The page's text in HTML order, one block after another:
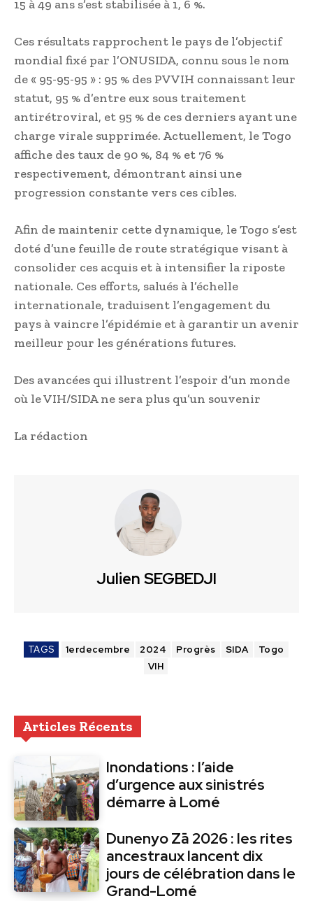
15 à 49 ans s’est stabilisée à 1, 6 %.
Ces résultats rapprochent le pays de l’objectif
mondial fixé par l’ONUSIDA, connu sous le nom
de « 95-95-95 » : 95 % des PVVIH connaissant leur
statut, 95 % d’entre eux sous traitement
antirétroviral, et 95 % de ces derniers ayant une
charge virale supprimée. Actuellement, le Togo
affiche des taux de 90 %, 84 % et 76 %
respectivement, démontrant ainsi une
progression constante vers ces cibles.
Afin de maintenir cette dynamique, le Togo s’est
doté d’une feuille de route stratégique visant à
consolider ces acquis et à intensifier la riposte
nationale. Ces efforts, salués à l’échelle
internationale, traduisent l’engagement du
pays à vaincre l’épidémie et à garantir un avenir
meilleur pour les générations futures.
Des avancées qui illustrent l’espoir d’un monde
où le VIH/SIDA ne sera plus qu’un souvenir
La rédaction
Julien SEGBEDJI
TAGS 1erdecembre 2024 Progrès SIDA
Togo
VIH
Articles Récents
Inondations : l’aide
d’urgence aux sinistrés
démarre à Lomé
Dunenyo Zā 2026 : les rites
ancestraux lancent dix
jours de célébration dans le
Grand-Lomé